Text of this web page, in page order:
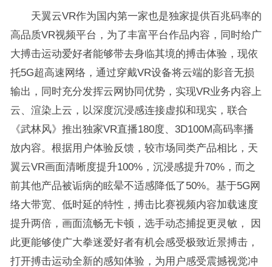
天翼云VR作为国内第一家也是独家提供百兆码率的
高品质VR视频平台，为了丰富平台作品内容，同时给广
大搏击运动爱好者能够带去身临其境的搏击体验，现依
托5G超高速网络，通过穿戴VR设备将云端的影音无损
输出，同时充分发挥云网协同优势，实现VR业务内容上
云、渲染上云，以深度沉浸感连接虚拟和现实，联合
《武林风》推出独家VR直播180度、3D100M高码率播
放内容。根据用户体验反馈，较市场同类产品相比，天
翼云VR画面清晰度提升100%，沉浸感提升70%，而之
前其他产品被诟病的眩晕不适感降低了50%。基于5G网
络大带宽、低时延的特性，搏击比赛视频内容加载速度
提升两倍，画面流畅无卡顿，选手动态捕捉更灵敏， 因
此更能够使广大拳迷爱好者有机会感受极致近景搏击，
打开搏击运动全新的感知体验，为用户感受震撼视觉冲